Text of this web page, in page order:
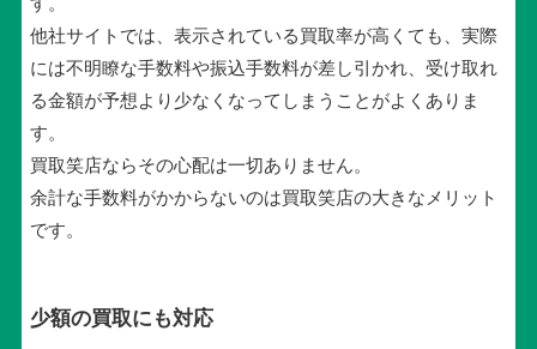
他社サイトでは、表示されている買取率が高くても、実際
には不明瞭な手数料や振込手数料が差し引かれ、受け取れ
る金額が予想より少なくなってしまうことがよくありま
す。
買取笑店ならその心配は一切ありません。
余計な手数料がかからないのは買取笑店の大きなメリット
です。
少額の買取にも対応